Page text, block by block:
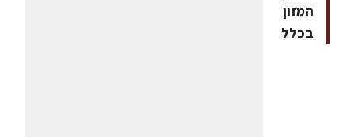
המזון
בכלל